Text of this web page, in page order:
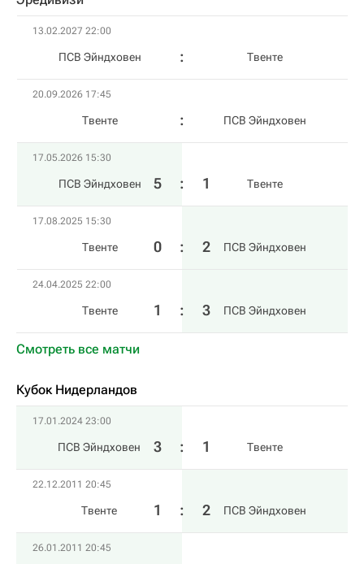
13.02.2027 22:00
ПСВ Эйндховен Твенте
20.09.2026 17:45
Твенте ПСВ Эйндховен
17.05.2026 15:30
ПСВ Эйндховен 5 : 1 Твенте
17.08.2025 15:30
Твенте 0 : 2 ПСВ Эйндховен
24.04.2025 22:00
Твенте 1 : 3 ПСВ Эйндховен
Смотреть все матчи
Кубок Нидерландов
17.01.2024 23:00
ПСВ Эйндховен 3 : 1 Твенте
22.12.2011 20:45
Твенте 1 : 2 ПСВ Эйндховен
26.01.2011 20:45